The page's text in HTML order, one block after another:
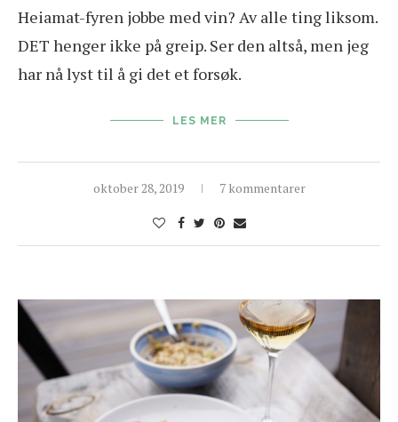
Heiamat-fyren jobbe med vin? Av alle ting liksom.
DET henger ikke på greip. Ser den altså, men jeg
har nå lyst til å gi det et forsøk.
LES MER
oktober 28, 2019 7 kommentarer